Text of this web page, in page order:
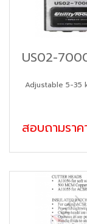
US02-
Adjustable 5-35
สอบถามราค